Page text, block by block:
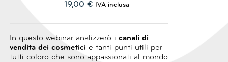
19,00 € IVA inclusa
In questo webinar analizzerò i canali di
vendita dei cosmetici e tanti punti utili per
tutti coloro che sono appassionati al mondo